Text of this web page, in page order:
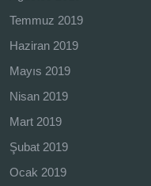
Temmuz 2019
Haziran 2019
Mayıs 2019
Nisan 2019
Mart 2019
Şubat 2019
Ocak 2019